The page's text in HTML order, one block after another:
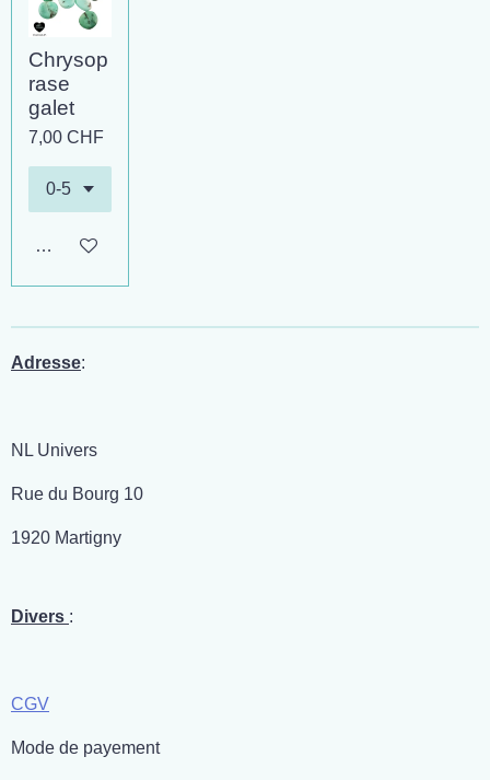
Chrysop
rase
galet
7,00 CHF
Ajouter au panier
Adresse:
NL Univers
Rue du Bourg 10
1920 Martigny
Divers :
CGV
Mode de payement